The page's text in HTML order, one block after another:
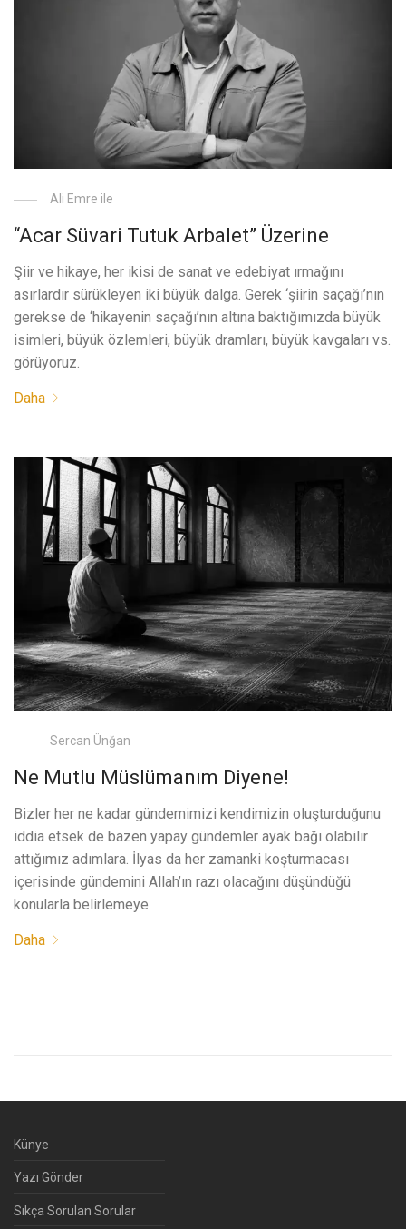
Ali Emre ile
“Acar Süvari Tutuk Arbalet” Üzerine
Şiir ve hikaye, her ikisi de sanat ve edebiyat ırmağını
asırlardır sürükleyen iki büyük dalga. Gerek ‘şiirin saçağı’nın
gerekse de ‘hikayenin saçağı’nın altına baktığımızda büyük
isimleri, büyük özlemleri, büyük dramları, büyük kavgaları vs.
görüyoruz.
Daha
Sercan Ünğan
Ne Mutlu Müslümanım Diyene!
Bizler her ne kadar gündemimizi kendimizin oluşturduğunu
iddia etsek de bazen yapay gündemler ayak bağı olabilir
attığımız adımlara. İlyas da her zamanki koşturmacası
içerisinde gündemini Allah’ın razı olacağını düşündüğü
konularla belirlemeye
Daha
Künye
Yazı Gönder
Sıkça Sorulan Sorular